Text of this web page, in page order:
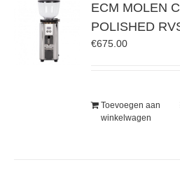
ECM MOLEN
POLISHED
€675.00
Toevoegen aan
winkelwagen